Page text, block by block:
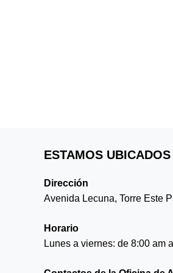
ESTAMOS UBICADOS
Dirección
Avenida Lecuna, Torre Este
Horario
Lunes a viernes: de 8:00 am